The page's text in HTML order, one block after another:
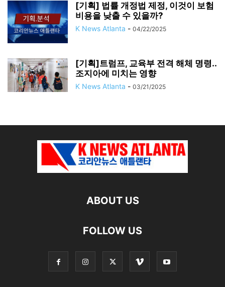
[기획] 법률 개정법 제정, 이것이 보험
비용을 낮출 수 있을까?
K News Atlanta - 04/22/2025
[기획]트럼프, 교육부 전격 해체 명령..
조지아에 미치는 영향
K News Atlanta - 03/21/2025
ABOUT US
FOLLOW US